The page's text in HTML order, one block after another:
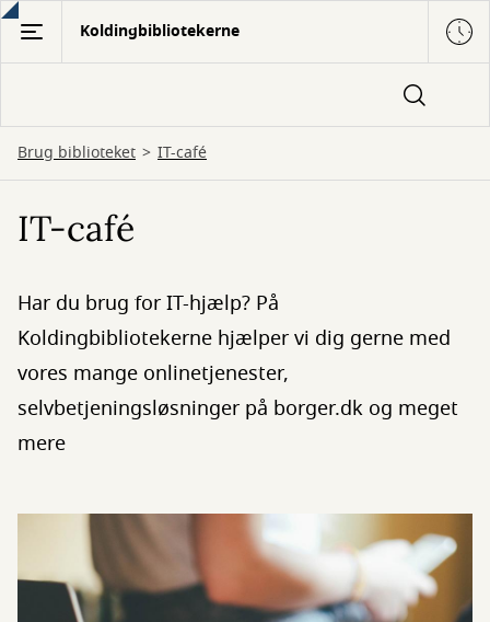
Gå
hovedindhold
Koldingbibliotekerne
Brug biblioteket IT-café
IT-café
Har du brug for IT-hjælp? På
Koldingbibliotekerne hjælper vi dig gerne med
vores mange onlinetjenester,
selvbetjeningsløsninger på borger.dk og meget
mere